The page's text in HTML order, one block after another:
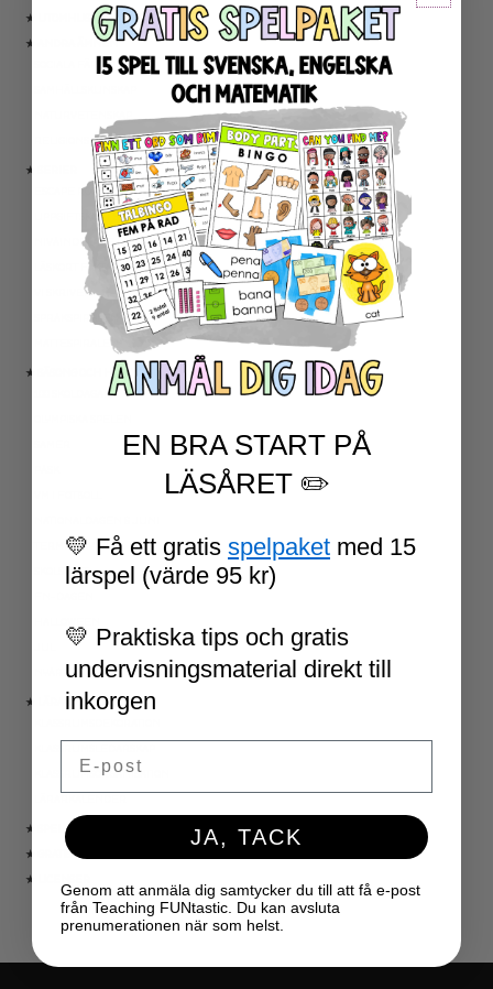
★ UTOMHUSPEDAGOGIK
★ ANDRA ÄMNEN
SOCIALA FÄRDIGHETER
RELIGIONSKUNSKAP
★ SERIER
ESCAPE ROOMS
UPPGIFTSKORT SVENSKA
NIVÅINDELADE LÄSTEXTER
LÄSKORT FAKTA
VI SKRIVER
SPRÅKSPIRALEN
MATTESPIRALEN
★ SÄSONG OCH HÖGTIDER
100 SKOLDAGAR
TERMINSAVSLUT
SKOLSTART
★ LÄRARVERKTYG
KLASSRUMSORGANISATION
★ SPEL
★ GRATIS
★ LICENSER
EN BRA START PÅ
LÄSÅRET ✏️
💛 Få ett gratis spelpaket med 15
lärspel (värde 95 kr)
💛 Praktiska tips och gratis
undervisningsmaterial direkt till
inkorgen
JA, TACK
Genom att anmäla dig samtycker du till att få e-post
från Teaching FUNtastic. Du kan avsluta
prenumerationen när som helst.